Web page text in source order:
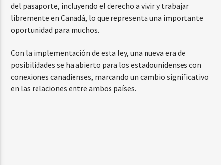
del pasaporte, incluyendo el derecho a vivir y trabajar
libremente en Canadá, lo que representa una importante
oportunidad para muchos.
Con la implementación de esta ley, una nueva era de
posibilidades se ha abierto para los estadounidenses con
conexiones canadienses, marcando un cambio significativo
en las relaciones entre ambos países.